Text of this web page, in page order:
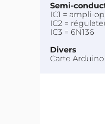
Semi-
IC1 = ampli-
IC2 =
IC3 = 6N136
Divers
Carte